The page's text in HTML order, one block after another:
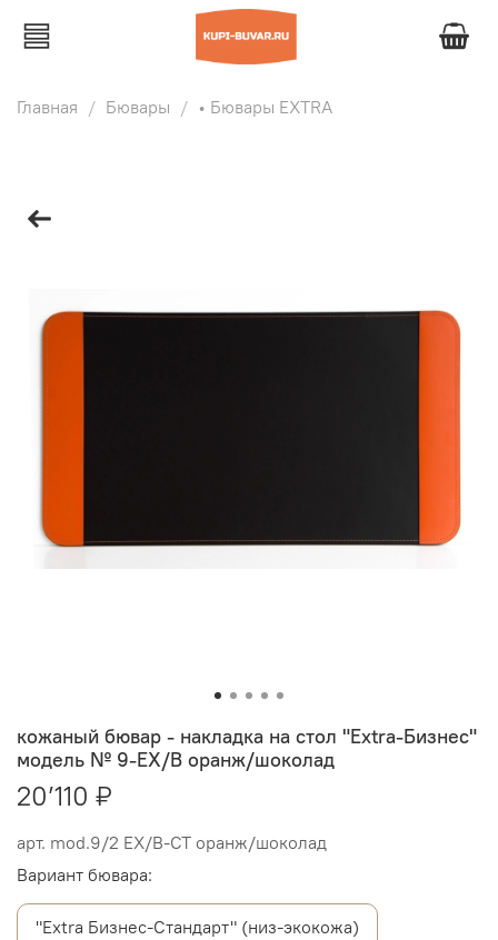
Главная Бювары • Бювары EXTRA
арт. mod.9/2 EX/B-СТ оранж/шоколад
кожаный бювар - накладка на стол "Extra-Бизнес"
модель № 9-EX/B оранж/шоколад
20’110 ₽
Вариант бювара:
"Extra Бизнес-Стандарт" (низ-экокожа)